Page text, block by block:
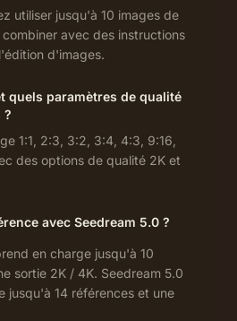
utiliser jusqu'à 10 images de
avec des instructions
d'images.
quels paramètres de qualité
?
1:1, 2:3, 3:2, 3:4, 4:3, 9:16,
des options de qualité 2K et
avec Seedream 5.0 ?
en charge jusqu'à 10
sortie 2K / 4K. Seedream 5.0
jusqu'à 14 références et une